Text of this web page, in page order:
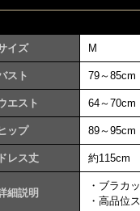
イズ M
スト 79～85cm
エスト 64～70cm
ヒップ 89～95cm
ドレス丈 約115cm
細説明
・ブラカ
・高品位